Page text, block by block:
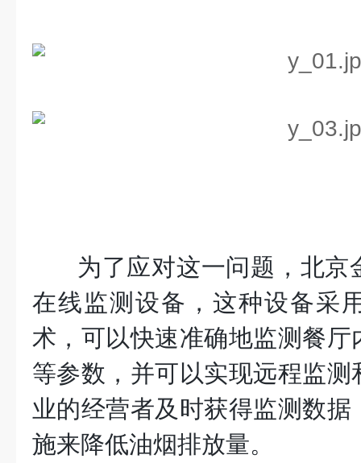
为了应对这一问题，北京
在线监测设备，这种设备采
术，可以快速准确地监测餐
等参数，并可以实现远程监
业的经营者及时获得监测数
施来降低油烟排放量。